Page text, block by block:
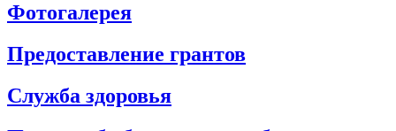
Фотогалерея
Предоставление грантов
Служба здоровья